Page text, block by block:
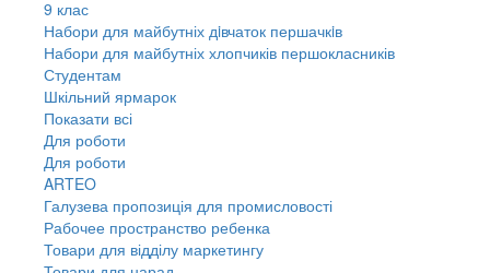
9 клас
Набори для майбутніх дiвчаток першачкiв
Набори для майбутніх хлопчиків першокласників
Студентам
Шкільний ярмарок
Показати всі
Для роботи
Для роботи
ARTEO
Галузева пропозиція для промисловості
Рабочее пространство ребенка
Товари для відділу маркетингу